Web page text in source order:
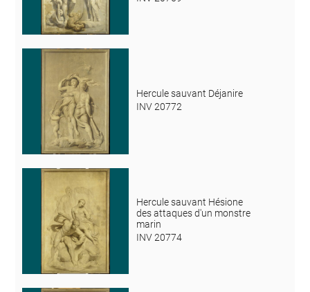
Hercule sauvant Déjanire
INV 20772
Hercule sauvant Hésione
des attaques d'un monstre
marin
INV 20774